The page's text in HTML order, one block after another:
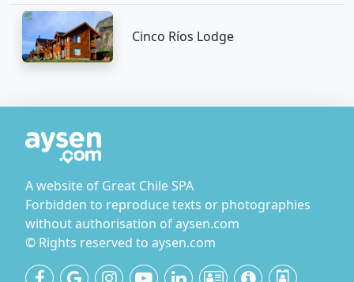
Cinco Ríos Lodge
A website of Great Chile SPA
Forbidden to reproduce texts or photographies
without authorisation of aysen.com
© Rights reserved to aysen.com